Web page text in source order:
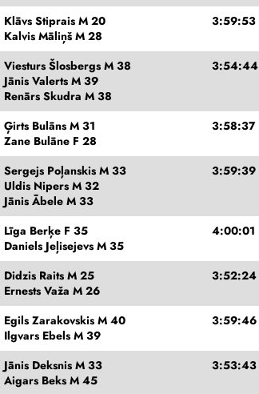
Klāvs Stiprais M 20
Kalvis Māliņš M 28
3:59:53
Viesturs Šlosbergs M 38
Jānis Valerts M 39
Renārs Skudra M 38
3:54:44
Ģirts Bulāns M 31
Zane Bulāne F 28
3:58:37
Sergejs Poļanskis M 33
Uldis Nipers M 32
Jānis Ābele M 33
3:59:39
Līga Berķe F 35
Daniels Jeļisejevs M 35
4:00:01
Didzis Raits M 25
Ernests Važa M 26
3:52:24
Egils Zarakovskis M 40
Ilgvars Ebels M 39
3:59:46
Jānis Deksnis M 33
Aigars Beks M 45
3:53:43